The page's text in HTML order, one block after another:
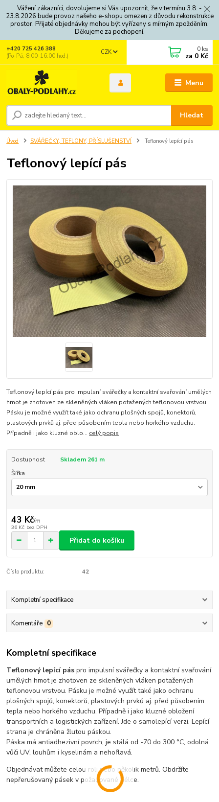
Vážení zákazníci, dovolujeme si Vás upozornit, že v termínu 3.8. -
23.8.2026 bude provoz našeho e-shopu omezen z důvodu rekonstrukce
prostor. Přijaté objednávky mohou být vyřízeny s mírným zpožděním.
Děkujeme za pochopení.
Menu
CZK
Hledat
+420 725 426 388
(Po-Pá, 8:00-16:00 hod.)
0 ks
za 0 Kč
Úvod SVÁŘEČKY, TEFLONY, PŘÍSLUŠENSTVÍ Teflonový lepící pás
Teflonový lepící pás
Teflonový lepící pás pro impulsní svářečky a kontaktní svařování umělých
hmot je zhotoven ze skleněných vláken potažených teflonovou vrstvou.
Pásku je možné využít také jako ochranu plošných spojů, konektorů,
plastových prvků aj. před působením tepla nebo horkého vzduchu.
Případně i jako kluzné oblo... celý popis
Dostupnost
Skladem 261 m
Šířka
43 Kč/m
36 Kč bez DPH
Přidat do košíku
Číslo produktu: 42
Kompletní specifikace
Komentáře 0
Kompletní specifikace
Teflonový lepící pás pro impulsní svářečky a kontaktní svařování
umělých hmot je zhotoven ze skleněných vláken potažených
teflonovou vrstvou. Pásku je možné využít také jako ochranu
plošných spojů, konektorů, plastových prvků aj. před působením
tepla nebo horkého vzduchu. Případně i jako kluzné obložení
transportních a logistických zařízení. Jde o samolepící verzi. Lepící
strana je chráněna žlutou páskou.
Páska má antiadhezivní povrch, je stálá od -70 do 300 °C, odolná
vůči UV, louhům i kyselinám a nehořlavá.
Objednávat můžete celou roli nebo několik metrů. Obdržíte
nepřerušovaný pásek v požadované délce.